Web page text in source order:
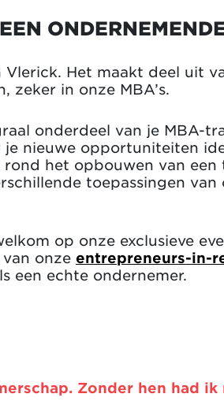
Het maakt deel uit
zeker in onze MBA’s.
onderdeel van je MBA-
nieuwe opportuniteiten
het opbouwen van
toepassingen van
op onze exclusieve
onze entrepreneurs-in-
een echte ondernemer.
Zonder hen had